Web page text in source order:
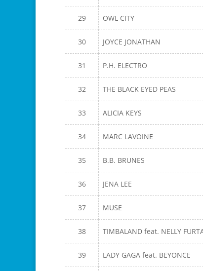
29 OWL CITY
30 JOYCE JONATHAN
31 P.H. ELECTRO
32 THE BLACK EYED PEAS
33 ALICIA KEYS
34 MARC LAVOINE
35 B.B. BRUNES
36 JENA LEE
37 MUSE
38 TIMBALAND feat. NELLY
39 LADY GAGA feat. BEYONCE